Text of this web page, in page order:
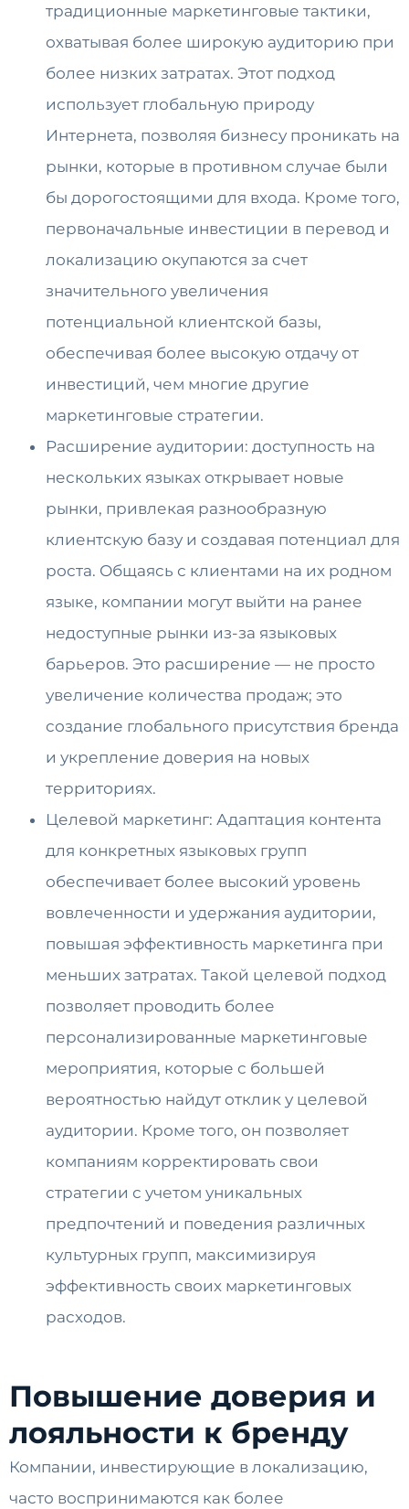
традиционные маркетинговые тактики,
охватывая более широкую аудиторию при
более низких затратах. Этот подход
использует глобальную природу
Интернета, позволяя бизнесу проникать на
рынки, которые в противном случае были
бы дорогостоящими для входа. Кроме того,
первоначальные инвестиции в перевод и
локализацию окупаются за счет
значительного увеличения
потенциальной клиентской базы,
обеспечивая более высокую отдачу от
инвестиций, чем многие другие
маркетинговые стратегии.
Расширение аудитории: доступность на
нескольких языках открывает новые
рынки, привлекая разнообразную
клиентскую базу и создавая потенциал для
роста. Общаясь с клиентами на их родном
языке, компании могут выйти на ранее
недоступные рынки из-за языковых
барьеров. Это расширение — не просто
увеличение количества продаж; это
создание глобального присутствия бренда
и укрепление доверия на новых
территориях.
Целевой маркетинг: Адаптация контента
для конкретных языковых групп
обеспечивает более высокий уровень
вовлеченности и удержания аудитории,
повышая эффективность маркетинга при
меньших затратах. Такой целевой подход
позволяет проводить более
персонализированные маркетинговые
мероприятия, которые с большей
вероятностью найдут отклик у целевой
аудитории. Кроме того, он позволяет
компаниям корректировать свои
стратегии с учетом уникальных
предпочтений и поведения различных
культурных групп, максимизируя
эффективность своих маркетинговых
расходов.
Повышение доверия и
лояльности к бренду
Компании, инвестирующие в локализацию,
часто воспринимаются как более